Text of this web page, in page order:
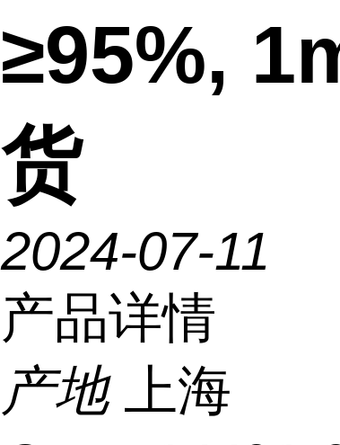
≥95%,
货
2024-07-11
产品详情
产地 上海